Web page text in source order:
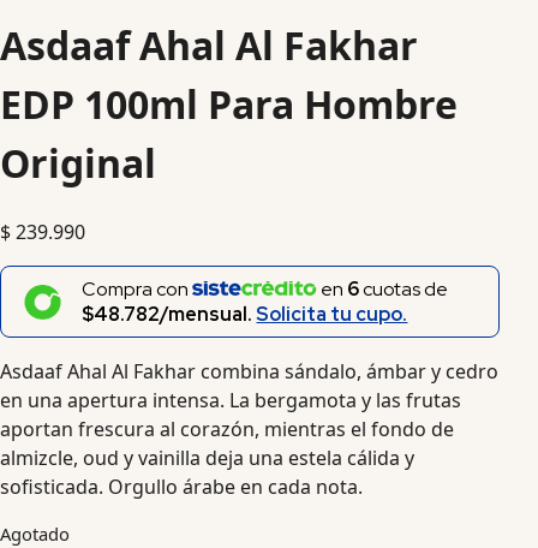
Asdaaf Ahal Al Fakhar
EDP 100ml Para Hombre
Original
$239.990
Compra con en 6cuotas de
$48.782/mensual.Solicita tu cupo.
Asdaaf Ahal Al Fakhar combina sándalo, ámbar y cedro
en una apertura intensa. La bergamota y las frutas
aportan frescura al corazón, mientras el fondo de
almizcle, oud y vainilla deja una estela cálida y
sofisticada. Orgullo árabe en cada nota.
Agotado